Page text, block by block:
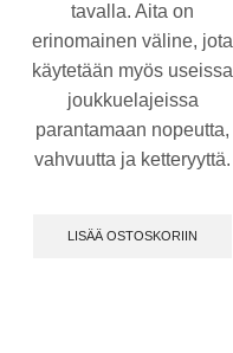
tavalla. Aita on
erinomainen väline, jota
käytetään myös useissa
joukkuelajeissa
parantamaan nopeutta,
vahvuutta ja ketteryyttä.
LISÄÄ OSTOSKORIIN